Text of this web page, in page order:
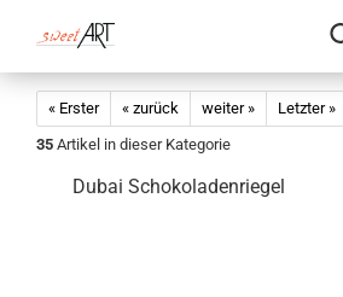
« Erster « zurück weiter »
Letzter »
35 Artikel in dieser Kategorie
Dubai Schokoladenriegel